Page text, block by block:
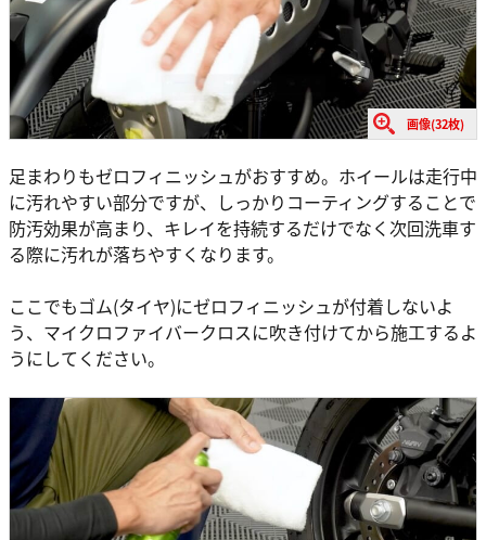
画像(32枚)
足まわりもゼロフィニッシュがおすすめ。ホイールは走行中
に汚れやすい部分ですが、しっかりコーティングすることで
防汚効果が高まり、キレイを持続するだけでなく次回洗車す
る際に汚れが落ちやすくなります。
ここでもゴム(タイヤ)にゼロフィニッシュが付着しないよ
う、マイクロファイバークロスに吹き付けてから施工するよ
うにしてください。